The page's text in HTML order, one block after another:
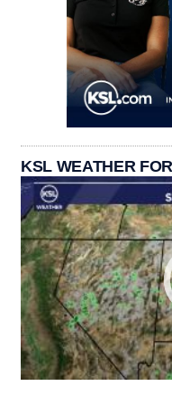
KSL WEATHER